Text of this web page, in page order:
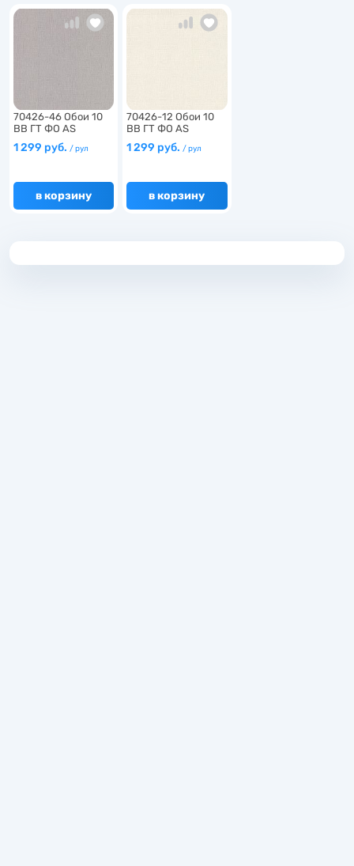
70426-46 Обои 10
ВВ ГТ ФО AS
Палитра…
1 299 руб. / рул
в корзину
70426-12 Обои 10
ВВ ГТ ФО AS
Палитра…
1 299 руб./ рул
в корзину